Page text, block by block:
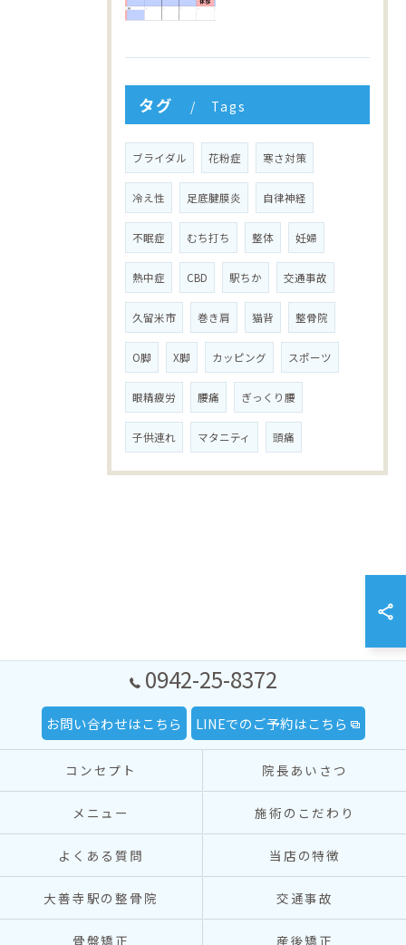
タグ Tags
ブライダル 花粉症 寒さ対策
冷え性 足底腱膜炎 自律神経
不眠症 むち打ち 整体 妊婦
熱中症 CBD 駅ちか 交通事故
久留米市 巻き肩 猫背 整骨院
O脚 X脚 カッピング スポーツ
眼精疲労 腰痛 ぎっくり腰
子供連れ マタニティ 頭痛
0942-25-8372
お問い合わせはこちら LINEでのご予約はこちら
コンセプト 院長あいさつ
メニュー 施術のこだわり
よくある質問 当店の特徴
大善寺駅の整骨院 交通事故
骨盤矯正 産後矯正